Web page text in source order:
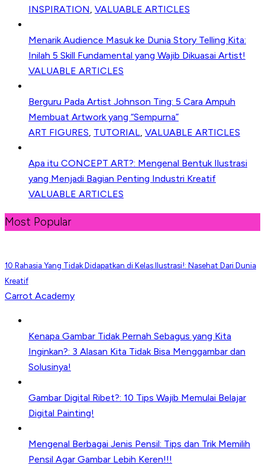
INSPIRATION, VALUABLE ARTICLES
Menarik Audience Masuk ke Dunia Story Telling Kita:
Inilah 5 Skill Fundamental yang Wajib Dikuasai Artist!
VALUABLE ARTICLES
Berguru Pada Artist Johnson Ting: 5 Cara Ampuh
Membuat Artwork yang “Sempurna”
ART FIGURES, TUTORIAL, VALUABLE ARTICLES
Apa itu CONCEPT ART?: Mengenal Bentuk Ilustrasi
yang Menjadi Bagian Penting Industri Kreatif
VALUABLE ARTICLES
Most Popular
10 Rahasia Yang Tidak Didapatkan di Kelas Ilustrasi!: Nasehat Dari Dunia
Kreatif
Carrot Academy
Kenapa Gambar Tidak Pernah Sebagus yang Kita
Inginkan?: 3 Alasan Kita Tidak Bisa Menggambar dan
Solusinya!
Gambar Digital Ribet?: 10 Tips Wajib Memulai Belajar
Digital Painting!
Mengenal Berbagai Jenis Pensil: Tips dan Trik Memilih
Pensil Agar Gambar Lebih Keren!!!